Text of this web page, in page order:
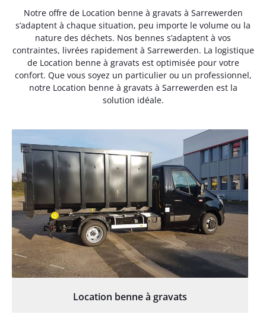
Notre offre de Location benne à gravats à Sarrewerden
s’adaptent à chaque situation, peu importe le volume ou la
nature des déchets. Nos bennes s’adaptent à vos
contraintes, livrées rapidement à Sarrewerden. La logistique
de Location benne à gravats est optimisée pour votre
confort. Que vous soyez un particulier ou un professionnel,
notre Location benne à gravats à Sarrewerden est la
solution idéale.
Location benne à gravats